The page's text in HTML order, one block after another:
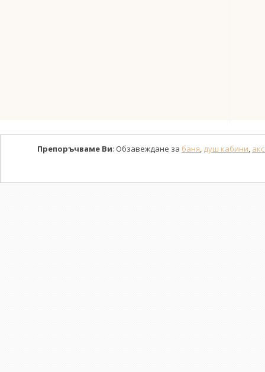
Препоръчваме Ви: Обзавеждане за баня, душ кабини,